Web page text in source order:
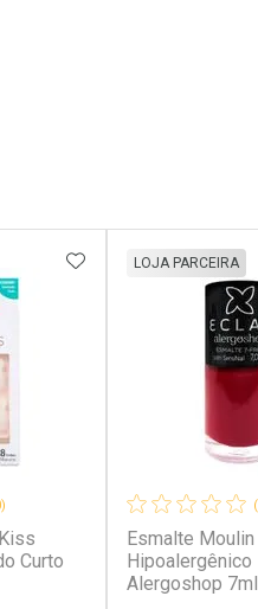
Curto
ADICIONAR AOS
Esmalte Moulin
Hipoalergênico
Alergoshop
LOJA PARCEIRA